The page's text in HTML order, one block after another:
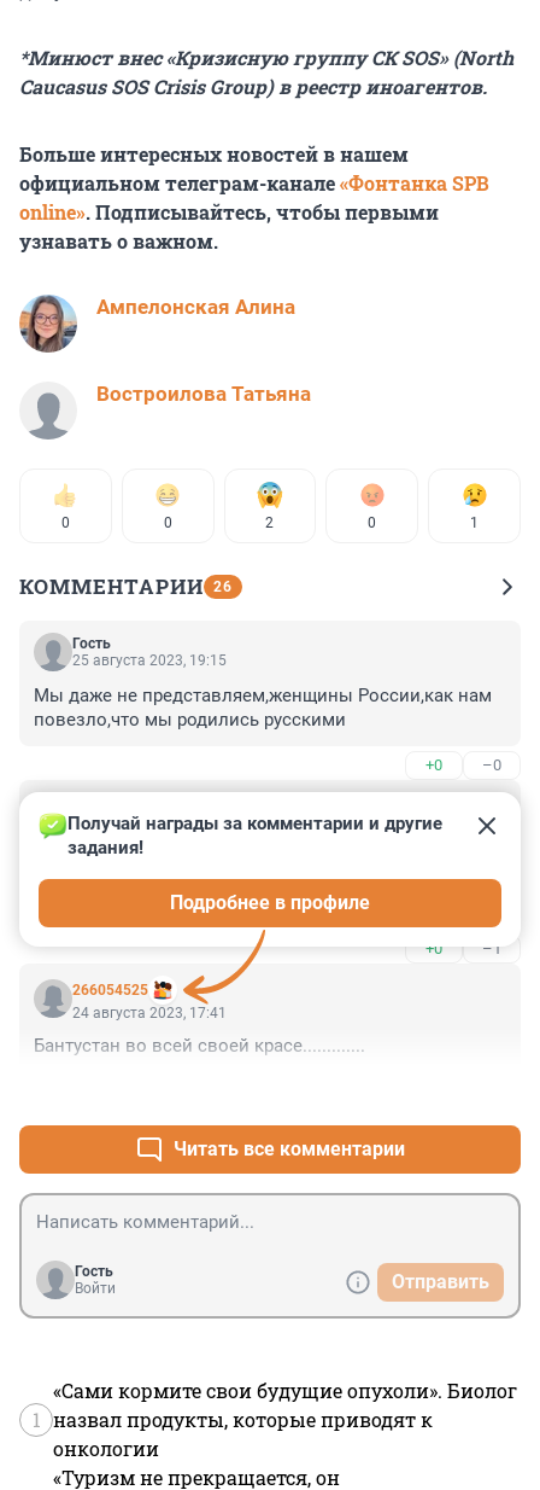
*Минюст внес «Кризисную группу СК SOS» (North
Caucasus SOS Crisis Group) в реестр иноагентов.
Больше интересных новостей в нашем
официальном телеграм-канале«Фонтанка SPB
online». Подписывайтесь, чтобы первыми
узнавать о важном.
Ампелонская Алина
Востроилова Татьяна
0 0 2 0 1
КОММЕНТАРИИ 26
Гость
25 августа 2023, 19:15
Мы даже не представляем,женщины России,как нам
повезло,что мы родились русскими
+0 –0
24 августа 2023, 17:53
Еще не остыли в памяти воспоминания о всей той
грязи которую россияне лили в ходе двух чеченских
компаний на чеченцев, в здесь оба-на братья! Смотрю
на эту дружбу и умиляюсь.
+0 –1
266054525
Получай награды за комментарии и другие
задания!
Подробнее в профиле
24 августа 2023, 17:41
Бантустан во всей своей красе.............
Читать все комментарии
Гость
Войти
Отправить
1
«Сами кормите свои будущие опухоли». Биолог
назвал продукты, которые приводят к
онкологии
«Туризм не прекращается, он